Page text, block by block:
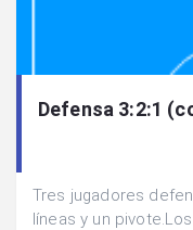
Defensa 3:2:1
Tres jugadores
líneas y un